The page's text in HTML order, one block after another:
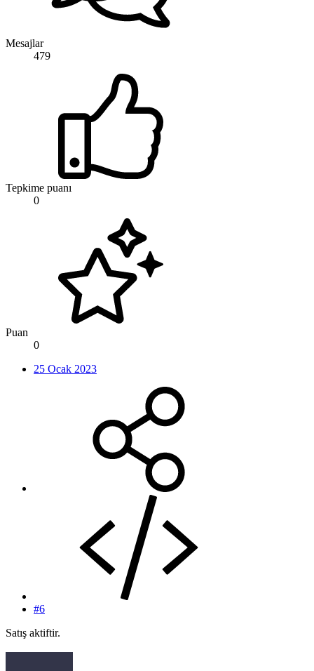
Mesajlar
479
Tepkime puanı
0
Puan
0
25 Ocak 2023
#6
Satış aktiftir.